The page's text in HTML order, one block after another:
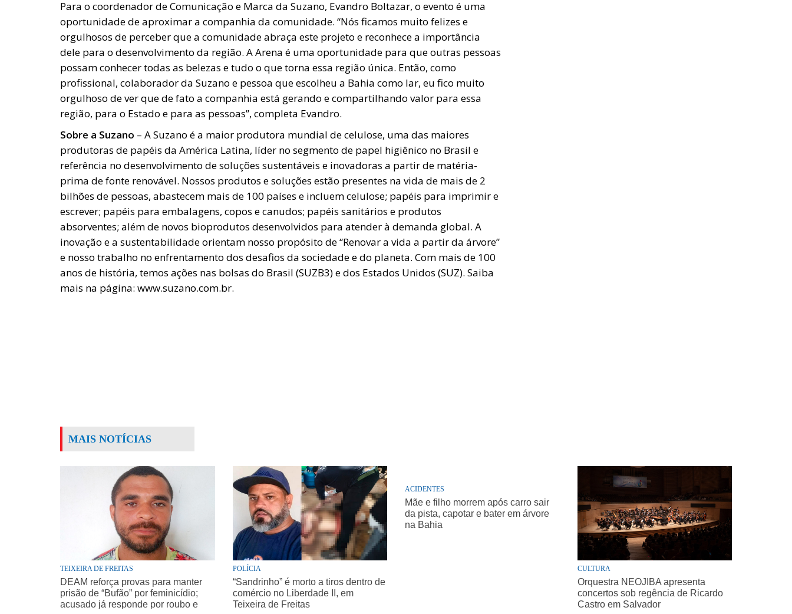
Para o coordenador de Comunicação e Marca da Suzano, Evandro Boltazar, o evento é uma
oportunidade de aproximar a companhia da comunidade. “Nós ficamos muito felizes e
orgulhosos de perceber que a comunidade abraça este projeto e reconhece a importância
dele para o desenvolvimento da região. A Arena é uma oportunidade para que outras pessoas
possam conhecer todas as belezas e tudo o que torna essa região única. Então, como
profissional, colaborador da Suzano e pessoa que escolheu a Bahia como lar, eu fico muito
orgulhoso de ver que de fato a companhia está gerando e compartilhando valor para essa
região, para o Estado e para as pessoas”, completa Evandro.
Sobre a Suzano – A Suzano é a maior produtora mundial de celulose, uma das maiores
produtoras de papéis da América Latina, líder no segmento de papel higiênico no Brasil e
referência no desenvolvimento de soluções sustentáveis e inovadoras a partir de matéria-
prima de fonte renovável. Nossos produtos e soluções estão presentes na vida de mais de 2
bilhões de pessoas, abastecem mais de 100 países e incluem celulose; papéis para imprimir e
escrever; papéis para embalagens, copos e canudos; papéis sanitários e produtos
absorventes; além de novos bioprodutos desenvolvidos para atender à demanda global. A
inovação e a sustentabilidade orientam nosso propósito de “Renovar a vida a partir da árvore”
e nosso trabalho no enfrentamento dos desafios da sociedade e do planeta. Com mais de 100
anos de história, temos ações nas bolsas do Brasil (SUZB3) e dos Estados Unidos (SUZ). Saiba
mais na página: www.suzano.com.br.
MAIS NOTÍCIAS
TEIXEIRA DE FREITAS
DEAM reforça provas para manter
prisão de “Bufão” por feminicídio;
acusado já responde por roubo e
POLÍCIA
“Sandrinho” é morto a tiros dentro de
comércio no Liberdade II, em
Teixeira de Freitas
ACIDENTES
Mãe e filho morrem após carro sair
da pista, capotar e bater em árvore
na Bahia
CULTURA
Orquestra NEOJIBA apresenta
concertos sob regência de Ricardo
Castro em Salvador